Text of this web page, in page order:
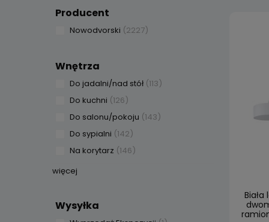
Producent
Nowodvorski (2227)
Wnętrza
Do jadalni/nad stół (113)
Do kuchni (126)
Do salonu/pokoju (143)
Do sypialni (142)
Na korytarz (146)
więcej
Wysyłka